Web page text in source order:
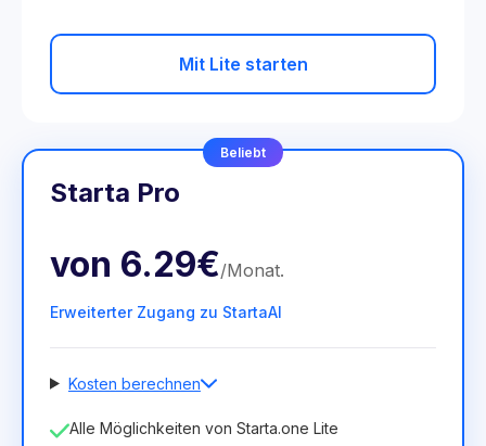
Mit Lite starten
Beliebt
Starta Pro
von 6.29€/Monat.
Erweiterter Zugang zu StartaAI
Kosten berechnen
Anzahl der Mitarbeiter
Alle Möglichkeiten von Starta.one Lite